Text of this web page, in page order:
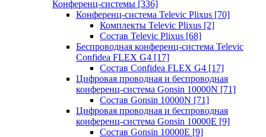
Конференц-системы [336]
Конференц-система Televic Plixus [70]
Комплекты Televic Plixus [2]
Состав Televic Plixus [68]
Беспроводная конференц-система Televic
Confidea FLEX G4 [17]
Состав Confidea FLEX G4 [17]
Цифровая проводная и беспроводная
конференц-система Gonsin 10000N [71]
Состав Gonsin 10000N [71]
Цифровая проводная и беспроводная
конференц-система Gonsin 10000E [9]
Состав Gonsin 10000E [9]